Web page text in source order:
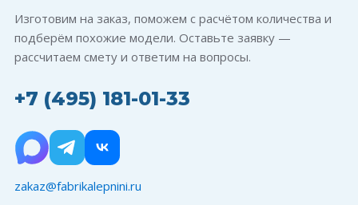
Изготовим на заказ, поможем с расчётом количества и
подберём похожие модели. Оставьте заявку —
рассчитаем смету и ответим на вопросы.
+7 (495) 181-01-33
zakaz@fabrikalepnini.ru